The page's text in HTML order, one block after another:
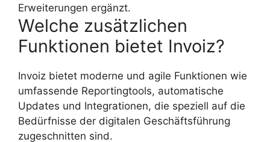
Erweiterungen ergänzt.
Welche zusätzlichen
Funktionen bietet Invoiz?
Invoiz bietet moderne und agile Funktionen wie
umfassende Reportingtools, automatische
Updates und Integrationen, die speziell auf die
Bedürfnisse der digitalen Geschäftsführung
zugeschnitten sind.